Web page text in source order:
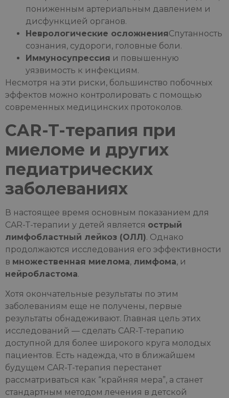
пониженным артериальным давлением и
дисфункцией органов.
Неврологические осложненияСпутанность
сознания, судороги, головные боли.
Иммуносупрессия и повышенную
уязвимость к инфекциям.
Несмотря на эти риски, большинство побочных
эффектов можно контролировать с помощью
современных медицинских протоколов.
CAR-T-терапия при
миеломе и других
педиатрических
заболеваниях
В настоящее время основным показанием для
CAR-T-терапии у детей является острый
лимфобластный лейкоз (ОЛЛ). Однако
продолжаются исследования его эффективности
в множественная миелома, лимфома, и
нейробластома.
Хотя окончательные результаты по этим
заболеваниям еще не получены, первые
результаты обнадеживают. Главная цель этих
исследований — сделать CAR-T-терапию
доступной для более широкого круга молодых
пациентов. Есть надежда, что в ближайшем
будущем CAR-T-терапия перестанет
рассматриваться как “крайняя мера”, а станет
стандартным методом лечения в детской